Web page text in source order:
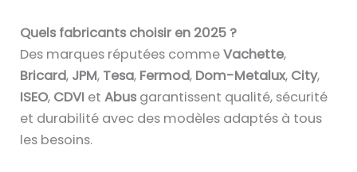
Quels fabricants choisir en 2025 ?
Des marques réputées commeVachette,
Bricard, JPM, Tesa, Fermod, Dom-Metalux, City,
ISEO, CDVI etAbus garantissent qualité, sécurité
et durabilité avec des modèles adaptés à tous
les besoins.